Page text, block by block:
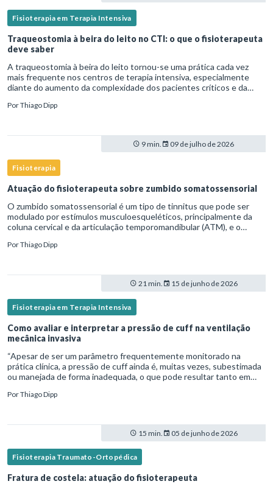
Fisioterapia em Terapia Intensiva
Traqueostomia à beira do leito no CTI: o que o fisioterapeuta
deve saber
A traqueostomia à beira do leito tornou-se uma prática cada vez
mais frequente nos centros de terapia intensiva, especialmente
diante do aumento da complexidade dos pacientes críticos e da
PorThiago Dipp
9 min. 09 de julho de 2026
Fisioterapia
Atuação do fisioterapeuta sobre zumbido somatossensorial
O zumbido somatossensorial é um tipo de tinnitus que pode ser
modulado por estímulos musculoesqueléticos, principalmente da
coluna cervical e da articulação temporomandibular (ATM), e o
PorThiago Dipp
21 min. 15 de junho de 2026
Fisioterapia em Terapia Intensiva
Como avaliar e interpretar a pressão de cuff na ventilação
mecânica invasiva
“Apesar de ser um parâmetro frequentemente monitorado na
prática clínica, a pressão de cuff ainda é, muitas vezes, subestimada
ou manejada de forma inadequada, o que pode resultar tanto em
PorThiago Dipp
15 min. 05 de junho de 2026
Fisioterapia Traumato-Ortopédica
Fratura de costela: atuação do fisioterapeuta